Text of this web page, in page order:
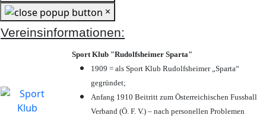
×
Vereinsinformationen:
Sport Klub "Rudolfsheimer Sparta"
1909 = als Sport Klub Rudolfsheimer „Sparta“
gegründet;
Anfang 1910 Beitritt zum Österreichischen Fussball
Verband (Ö. F. V.) – nach personellen Problemen